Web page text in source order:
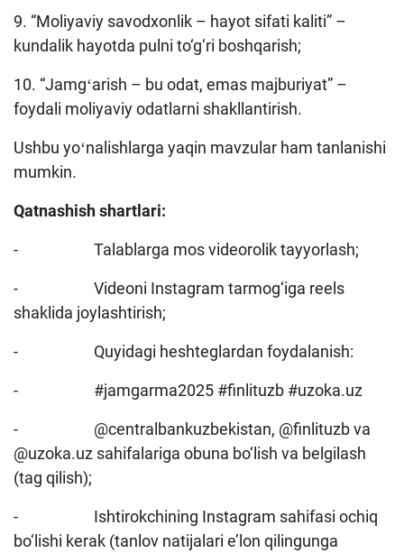
9. “Moliyaviy savodxonlik – hayot sifati kaliti” –
kundalik hayotda pulni to‘g‘ri boshqarish;
10. “Jamgʻarish – bu odat, emas majburiyat” –
foydali moliyaviy odatlarni shakllantirish.
Ushbu yoʻnalishlarga yaqin mavzular ham tanlanishi
mumkin.
Qatnashish shartlari:
- Talablarga mos videorolik tayyorlash;
- Videoni Instagram tarmog‘iga reels
shaklida joylashtirish;
- Quyidagi heshteglardan foydalanish:
- #jamgarma2025 #finlituzb #uzoka.uz
- @centralbankuzbekistan, @finlituzb va
@uzoka.uz sahifalariga obuna bo‘lish va belgilash
(tag qilish);
- Ishtirokchining Instagram sahifasi ochiq
bo‘lishi kerak (tanlov natijalari e’lon qilingunga